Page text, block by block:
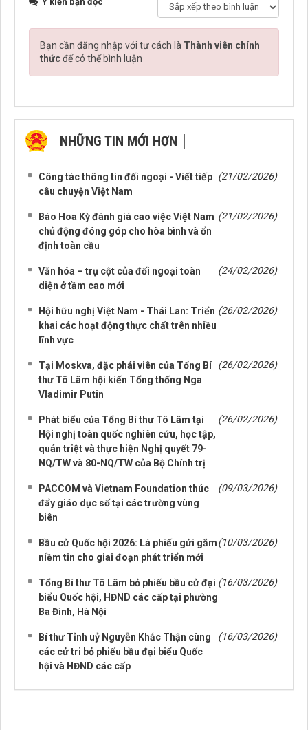
Bạn cần đăng nhập với tư cách là Thành viên chính
thứcđể có thể bình luận
NHỮNG TIN MỚI HƠN
Công tác thông tin đối ngoại - Viết tiếp
câu chuyện Việt Nam
(21/02/2026)
Báo Hoa Kỳ đánh giá cao việc Việt Nam
chủ động đóng góp cho hòa bình và ổn
định toàn cầu
(21/02/2026)
Văn hóa – trụ cột của đối ngoại toàn
diện ở tầm cao mới
(24/02/2026)
Hội hữu nghị Việt Nam - Thái Lan: Triển
khai các hoạt động thực chất trên nhiều
lĩnh vực
(26/02/2026)
Tại Moskva, đặc phái viên của Tổng Bí
thư Tô Lâm hội kiến Tổng thống Nga
Vladimir Putin
(26/02/2026)
Phát biểu của Tổng Bí thư Tô Lâm tại
Hội nghị toàn quốc nghiên cứu, học tập,
quán triệt và thực hiện Nghị quyết 79-
NQ/TW và 80-NQ/TW của Bộ Chính trị
(26/02/2026)
PACCOM và Vietnam Foundation thúc
đẩy giáo dục số tại các trường vùng
biên
(09/03/2026)
Bầu cử Quốc hội 2026: Lá phiếu gửi gắm
niềm tin cho giai đoạn phát triển mới
(10/03/2026)
Tổng Bí thư Tô Lâm bỏ phiếu bầu cử đại
biểu Quốc hội, HĐND các cấp tại phường
Ba Đình, Hà Nội
(16/03/2026)
Bí thư Tỉnh uỷ Nguyễn Khắc Thận cùng
các cử tri bỏ phiếu bầu đại biểu Quốc
hội và HĐND các cấp
(16/03/2026)